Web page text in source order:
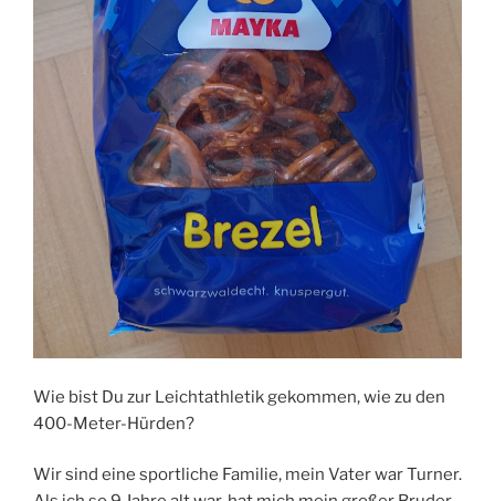
Wie bist Du zur Leichtathletik gekommen, wie zu den
400-Meter-Hürden?
Wir sind eine sportliche Familie, mein Vater war Turner.